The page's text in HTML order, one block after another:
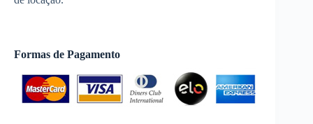
Formas de Pagamento